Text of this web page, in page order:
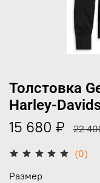
(0)
Толстовка
Harley-
15 680 ₽ 22
Размер